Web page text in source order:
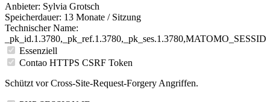
Anbieter: Sylvia Grotsch
Speicherdauer: 13 Monate / Sitzung
Technischer Name:
_pk_id.1.3780,_pk_ref.1.3780,_pk_ses.1.3780,MATOMO_SESSID
Essenziell
Contao HTTPS CSRF Token
Schützt vor Cross-Site-Request-Forgery Angriffen.